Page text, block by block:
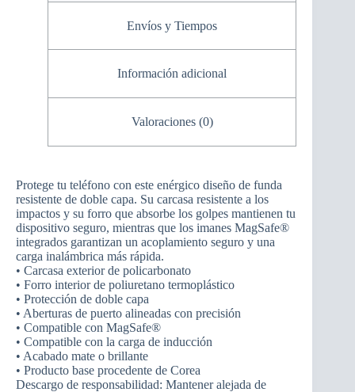
Envíos y Tiempos
Información adicional
Valoraciones (0)
Protege tu teléfono con este enérgico diseño de funda
resistente de doble capa. Su carcasa resistente a los
impactos y su forro que absorbe los golpes mantienen tu
dispositivo seguro, mientras que los imanes MagSafe®
integrados garantizan un acoplamiento seguro y una
carga inalámbrica más rápida.
• Carcasa exterior de policarbonato
• Forro interior de poliuretano termoplástico
• Protección de doble capa
• Aberturas de puerto alineadas con precisión
• Compatible con MagSafe®
• Compatible con la carga de inducción
• Acabado mate o brillante
• Producto base procedente de Corea
Descargo de responsabilidad: Mantener alejada de